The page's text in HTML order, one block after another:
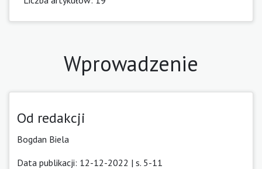
Wprowadzenie
Od redakcji
Bogdan Biela
Data publikacji: 12-12-2022 | s. 5-11